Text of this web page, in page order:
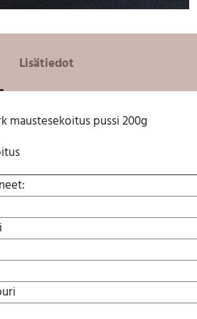
Lisätiedot
maustesekoitus pussi 200g